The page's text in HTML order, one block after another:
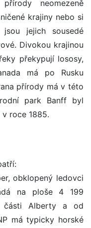
neomezeně
krajiny nebo si
jejich sousedé
Divokou krajinou
překypují lososy,
má po Rusku
přírody má v této
park Banff byl
roce 1885.
obklopený ledovci
na ploše 4 199
části Alberty a od
má typicky horské